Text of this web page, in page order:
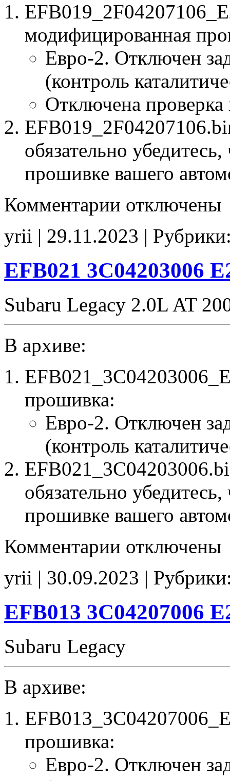
модифицированная
Евро-2. Отключен
(контроль
Отключена
обязательно
прошивке вашего
Комментарии записи
E2
CHK(fix)
отключены
yrii | 29.11.2023 |
EFB021 3C04203006
Subaru Legacy 2.0L AT
В архиве:
прошивка:
Евро-2. Отключен
(контроль
обязательно
прошивке вашего
Комментарии записи
E2
отключены
yrii | 30.09.2023 |
EFB013 3C04207006
Subaru Legacy
В архиве:
прошивка:
Евро-2. Отключен